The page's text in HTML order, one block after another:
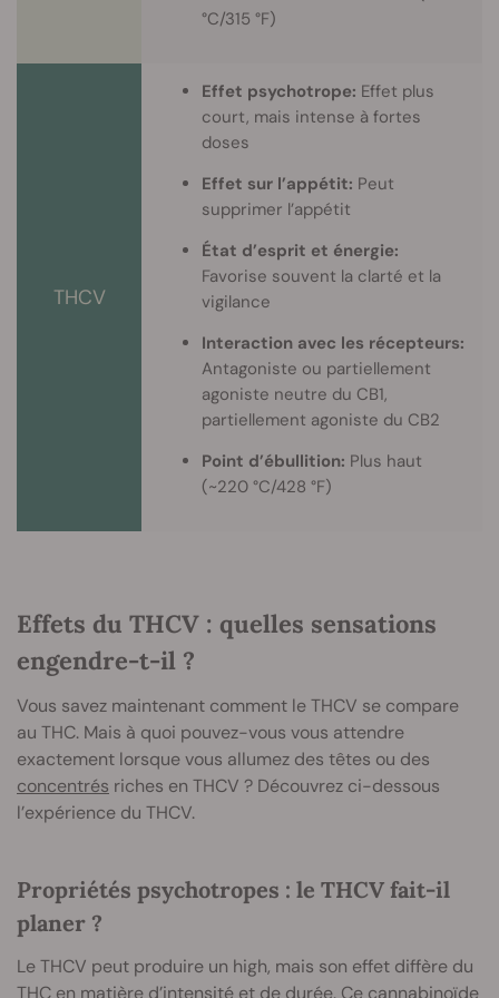
°C/315 °F)
THCV
Effet psychotrope: Effet plus
court, mais intense à fortes
doses
Effet sur l’appétit: Peut
supprimer l’appétit
État d’esprit et énergie:
Favorise souvent la clarté et la
vigilance
Interaction avec les récepteurs:
Antagoniste ou partiellement
agoniste neutre du CB1,
partiellement agoniste du CB2
Point d’ébullition: Plus haut
(~220 °C/428 °F)
Effets du THCV : quelles sensations
engendre-t-il ?
Vous savez maintenant comment le THCV se compare
au THC. Mais à quoi pouvez-vous vous attendre
exactement lorsque vous allumez des têtes ou des
concentrés riches en THCV ? Découvrez ci-dessous
l’expérience du THCV.
Propriétés psychotropes : le THCV fait-il
planer ?
Le THCV peut produire un high, mais son effet diffère du
THC en matière d’intensité et de durée. Ce cannabinoïde